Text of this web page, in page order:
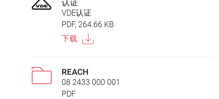
认证
VDE认证
PDF, 264.66 KB
下载
REACH
08 2433 000 001
PDF